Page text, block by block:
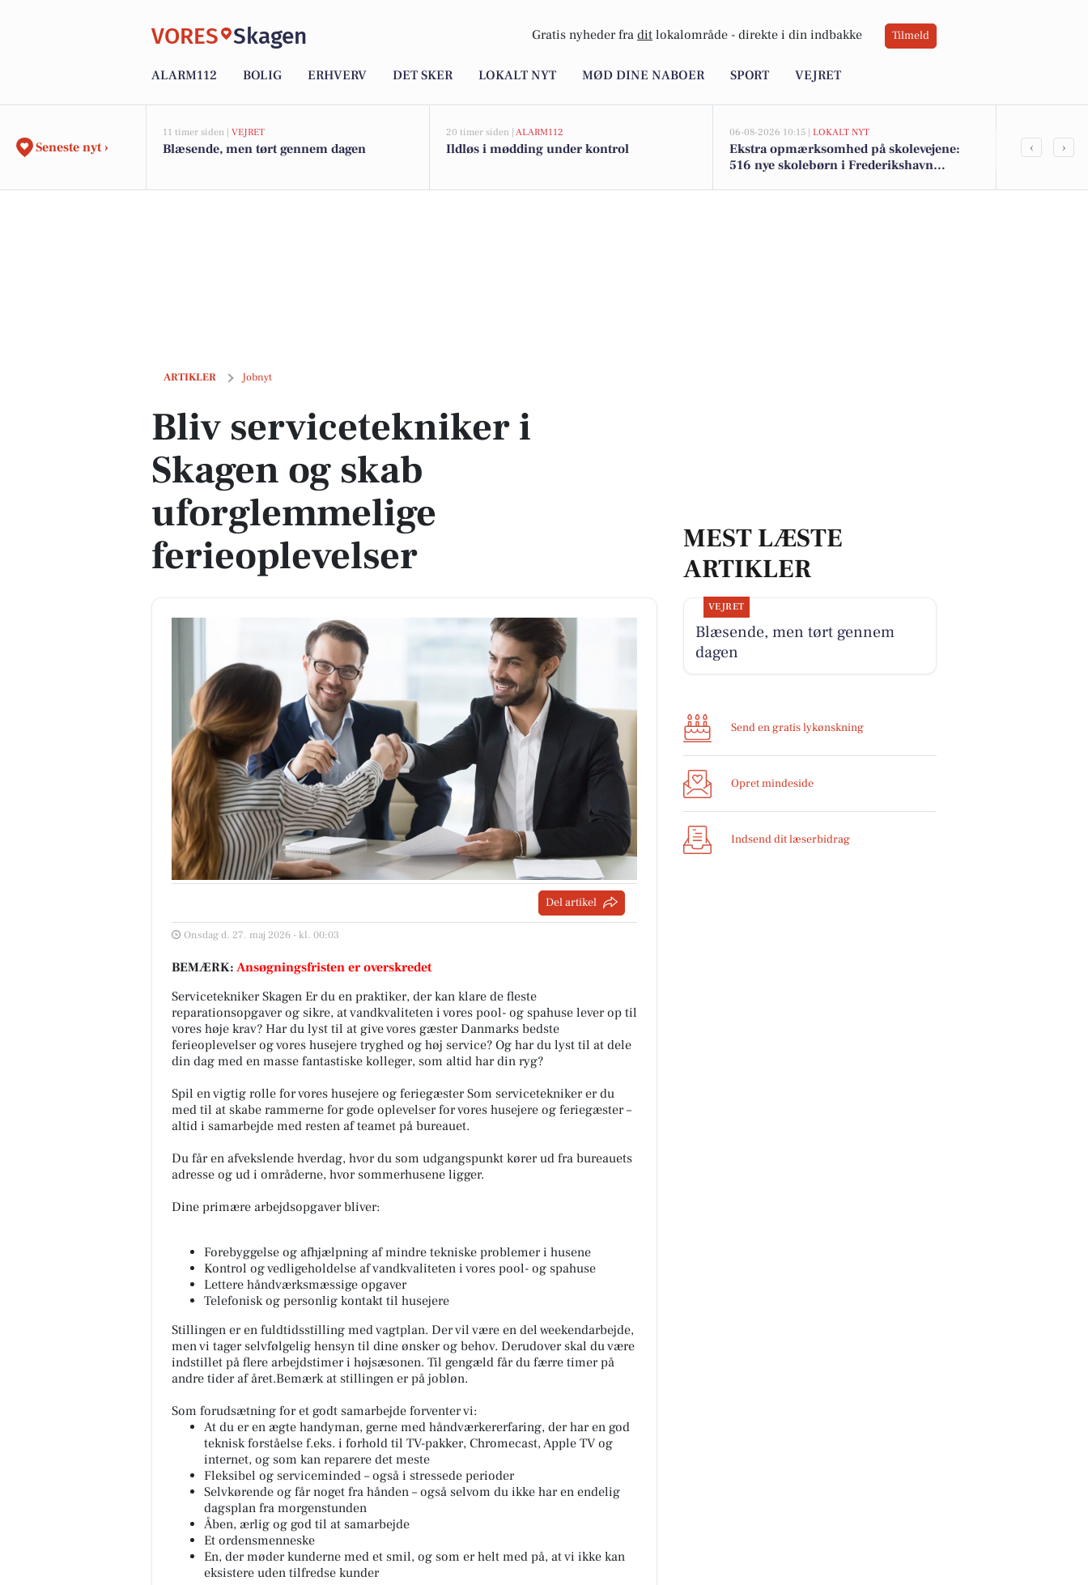
VORES Skagen Gratis nyheder fra dit lokalområde - direkte i din indbakke Tilmeld
ALARM112 BOLIG ERHVERV DET SKER LOKALT NYT MØD DINE NABOER SPORT VEJRET
Seneste nyt ›
11 timer siden | VEJRET
Blæsende, men tørt gennem dagen
20 timer siden | ALARM112
Ildløs i mødding under kontrol
06-08-2026 10:15 | LOKALT NYT
Ekstra opmærksomhed på skolevejene:
516 nye skolebørn i Frederikshavn
‹ ›
ARTIKLER Jobnyt
Bliv servicetekniker i Skagen og skab uforglemmelige ferieoplevelser
Bliv servicetekniker i
Skagen og skab
uforglemmelige
ferieoplevelser
Del artikel
Onsdag d. 27. maj 2026 - kl. 00:03
BEMÆRK: Ansøgningsfristen er overskredet
Servicetekniker Skagen Er du en praktiker, der kan klare de fleste
reparationsopgaver og sikre, at vandkvaliteten i vores pool- og spahuse lever op til
vores høje krav? Har du lyst til at give vores gæster Danmarks bedste
ferieoplevelser og vores husejere tryghed og høj service? Og har du lyst til at dele
din dag med en masse fantastiske kolleger, som altid har din ryg?
Spil en vigtig rolle for vores husejere og feriegæster Som servicetekniker er du
med til at skabe rammerne for gode oplevelser for vores husejere og feriegæster –
altid i samarbejde med resten af teamet på bureauet.
Du får en afvekslende hverdag, hvor du som udgangspunkt kører ud fra bureauets
adresse og ud i områderne, hvor sommerhusene ligger.
Dine primære arbejdsopgaver bliver:
Forebyggelse og afhjælpning af mindre tekniske problemer i husene
Kontrol og vedligeholdelse af vandkvaliteten i vores pool- og spahuse
Lettere håndværksmæssige opgaver
Telefonisk og personlig kontakt til husejere
Stillingen er en fuldtidsstilling med vagtplan. Der vil være en del weekendarbejde,
men vi tager selvfølgelig hensyn til dine ønsker og behov. Derudover skal du være
indstillet på flere arbejdstimer i højsæsonen. Til gengæld får du færre timer på
andre tider af året.Bemærk at stillingen er på jobløn.
Som forudsætning for et godt samarbejde forventer vi:
At du er en ægte handyman, gerne med håndværkererfaring, der har en god
teknisk forståelse f.eks. i forhold til TV-pakker, Chromecast, Apple TV og
internet, og som kan reparere det meste
Fleksibel og serviceminded – også i stressede perioder
Selvkørende og får noget fra hånden – også selvom du ikke har en endelig
dagsplan fra morgenstunden
Åben, ærlig og god til at samarbejde
Et ordensmenneske
En, der møder kunderne med et smil, og som er helt med på, at vi ikke kan
eksistere uden tilfredse kunder
MEST LÆSTE
ARTIKLER
VEJRET
Blæsende, men tørt gennem
dagen
Send en gratis lykønskning
Opret mindeside
Indsend dit læserbidrag